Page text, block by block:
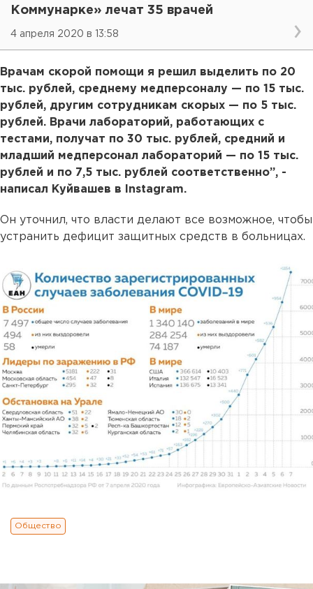
Коммунарке» лечат 35 врачей
4 апреля 2020 в 13:58
Врачам скорой помощи я решил выделить по 20
тыс. рублей, среднему медперсоналу — по 15 тыс.
рублей, другим сотрудникам скорых — по 5 тыс.
рублей. Врачи лабораторий, работающих с
тестами, получат по 30 тыс. рублей, средний и
младший медперсонал лабораторий — по 15 тыс.
рублей и по 7,5 тыс. рублей соответственно”, -
написал Куйвашев в Instagram.
Он уточнил, что власти делают все возможное, чтобы
устранить дефицит защитных средств в больницах.
Общество